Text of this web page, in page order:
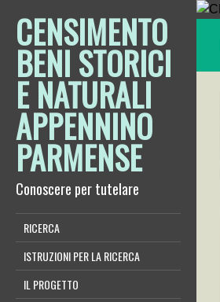
CENSIMENTO
BENI STORICI
E NATURALI
APPENNINO
PARMENSE
Conoscere per tutelare
RICERCA
ISTRUZIONI PER LA RICERCA
IL PROGETTO